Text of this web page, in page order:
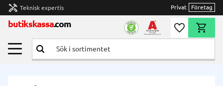
Meny
handyman Teknisk expertis Privat Företag
butikskassa.com Önskelista